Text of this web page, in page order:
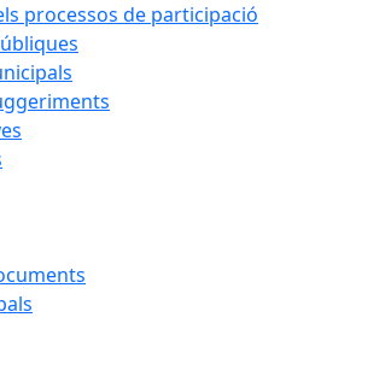
processos de participació